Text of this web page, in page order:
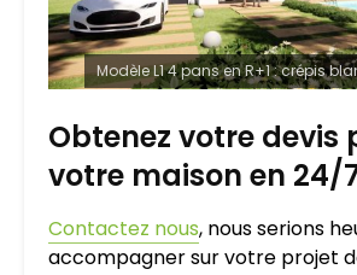
Modèle L1 4 pans en R+1 : crépis
Obtenez votre devis
votre maison en 24/
Contactez nous, nous serions
accompagner sur votre projet